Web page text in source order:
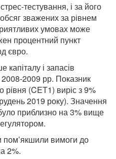
тестування, і за його
зважених за рівнем
умовах може
процентний пункт
євро.
капіталу і запасів
2008-2009 рр. Показник
рівня (CET1) виріс з 9%
2019 року). Значення
приблизно на 3% вище
пом’якшили вимоги до
2%.